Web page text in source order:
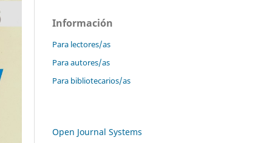
Información
Para lectores/as
Para autores/as
Para bibliotecarios/as
Open Journal Systems